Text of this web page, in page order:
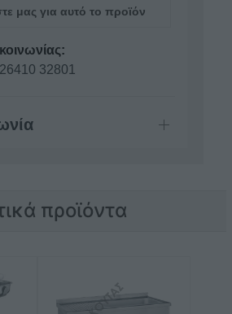
μας για αυτό το προϊόν
26410 32801
προϊόντα
προϊόν